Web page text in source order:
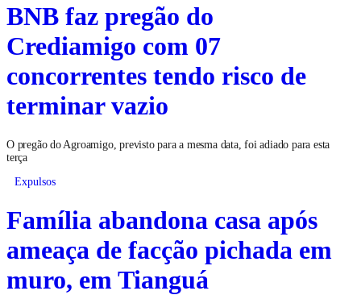
BNB faz pregão do
Crediamigo com 07
concorrentes tendo risco de
terminar vazio
O pregão do Agroamigo, previsto para a mesma data, foi adiado para esta
terça
Expulsos
Família abandona casa após
ameaça de facção pichada em
muro, em Tianguá